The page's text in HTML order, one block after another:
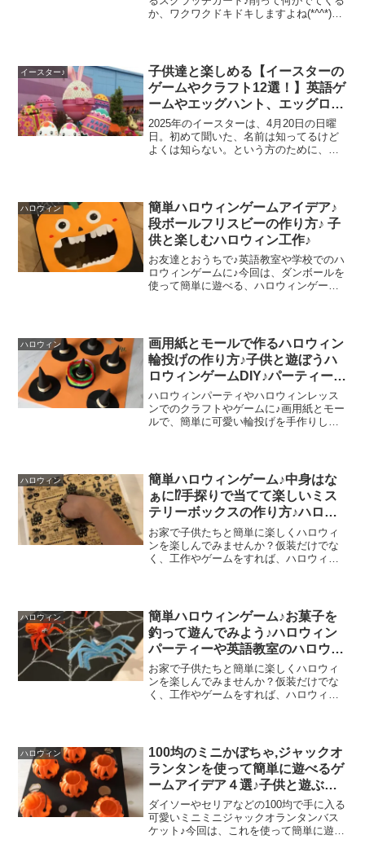
か、ワクワクドキドキしますよね(*^^*)今
デーカードにスク...
イースター♪
子供達と楽しめる【イースターの
ゲームやクラフト12選！】英語ゲ
ームやエッグハント、エッグロー
ル、エッグレースなどなど♪お家
や英語教室のパーティーに♪
2025年のイースターは、4月20日の日曜
日。初めて聞いた、名前は知ってるけど
よくは知らない。という方のために、イ
は、のぞいてみてくだ...
ハロウィン
簡単ハロウィンゲームアイデア♪
段ボールフリスビーの作り方♪ 子
供と楽しむハロウィン工作♪
お友達とおうちで♪英語教室や学校でのハ
ロウィンゲームに♪今回は、ダンボールを
使って簡単に遊べる、ハロウィンゲー
投げ入れて遊びます♪景...
ハロウィン
画用紙とモールで作るハロウィン
輪投げの作り方♪子供と遊ぼうハ
ロウィンゲームDIY♪パーティーや
英語レッスンの工作、ゲームアイ
デア♪
ハロウィンパーティやハロウィンレッス
ンでのクラフトやゲームに♪画用紙とモー
ルで、簡単に可愛い輪投げを手作りして
角帽子を作る...
ハロウィン
簡単ハロウィンゲーム♪中身はな
ぁに⁉手探りで当てて楽しいミス
テリーボックスの作り方♪ハロウ
ィンパーティーやレッスンで盛り
上がること間違いなし！
お家で子供たちと簡単に楽しくハロウィ
ンを楽しんでみませんか？仮装だけでな
く、工作やゲームをすれば、ハロウィン
います(^^♪箱でなく...
ハロウィン
簡単ハロウィンゲーム♪お菓子を
釣って遊んでみよう♪ハロウィン
パーティーや英語教室のハロウィ
ンレッスンを工作、ゲームアイデ
アで盛り上げよう♪
お家で子供たちと簡単に楽しくハロウィ
ンを楽しんでみませんか？仮装だけでな
く、工作やゲームをすれば、ハロウィン
折り紙とモールを使...
ハロウィン
100均のミニかぼちゃ,ジャックオ
ランタンを使って簡単に遊べるゲ
ームアイデア４選♪子供と遊ぶハ
ロウィンパーティーや英語レッス
ンにも♪
ダイソーやセリアなどの100均で手に入る
可愛いミニミニジャックオランタンバス
ケット♪今回は、これを使って簡単に遊べ